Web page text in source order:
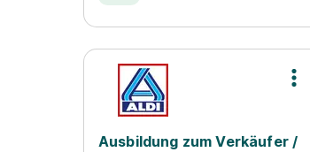
Ausbildung zum Verkäufer /